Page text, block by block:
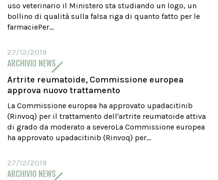
uso veterinario il Ministero sta studiando un logo, un
bollino di qualità sulla falsa riga di quanto fatto per le
farmaciePer...
27/12/2019
ARCHIVIO NEWS
Artrite reumatoide, Commissione europea
approva nuovo trattamento
La Commissione europea ha approvato upadacitinib
(Rinvoq) per il trattamento dell'artrite reumatoide attiva
di grado da moderato a severoLa Commissione europea
ha approvato upadacitinib (Rinvoq) per...
27/12/2019
ARCHIVIO NEWS